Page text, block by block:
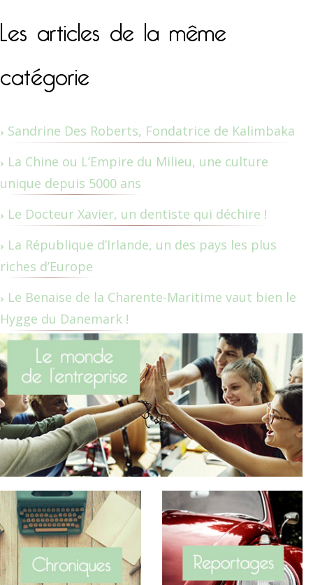
Les articles de la même
catégorie
Sandrine Des Roberts, Fondatrice de Kalimbaka
La Chine ou L’Empire du Milieu, une culture
unique depuis 5000 ans
Le Docteur Xavier, un dentiste qui déchire !
La République d’Irlande, un des pays les plus
riches d’Europe
Le Benaise de la Charente-Maritime vaut bien le
Hygge du Danemark !